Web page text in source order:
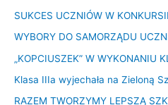
a
j
d
l
SUKCES UCZNIÓW W
WYBORY DO SAMORZĄDU
„KOPCIUSZEK” W WYKONANIU
Klasa IIIa wyjechała na Zieloną
RAZEM TWORZYMY LEPSZĄ